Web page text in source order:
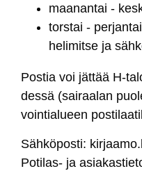
maa­nan­tai -
tors­tai -
he­li­mit­se ja
Pos­tia voi jät­tää H-
des­sä (sai­raa­lan
voin­tia­lueen
Säh­kö­pos­ti:
Po­ti­las- ja